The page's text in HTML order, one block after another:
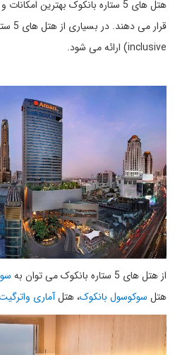
هتل های 5 ستاره بانکوک بهترین
inclusive) ارائه می شود.
از هتل های 5 ستاره بانکوک می توان به
هتل سوکوسول بانکوک، هتلآماری